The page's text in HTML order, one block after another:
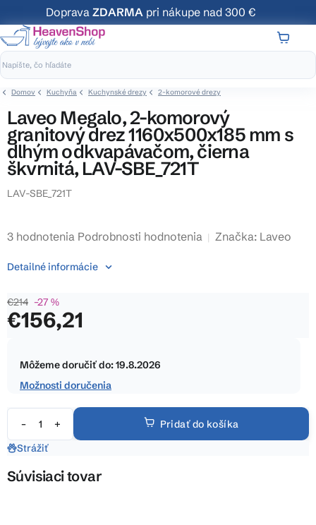
na
obsah
Doprava ZDARMA pri nákupe nad 300 €
Domov Kuchyňa Kuchynské drezy 2-komorové drezy
Laveo Megalo, 2-komorový
granitový drez 1160x500x185 mm s
dlhým odkvapávačom, čierna
škvrnitá, LAV-SBE_721T
LAV-SBE_721T
Priemerné
produktu
4,3
z
3 hodnotenia Podrobnosti hodnotenia Značka: Laveo
€214 –27 %
€156,21
cena:
Môžeme doručiť do:19.8.2026
Možnosti doručenia
Pridať do košíka
Detailné informácie
Strážiť
Súvisiaci tovar